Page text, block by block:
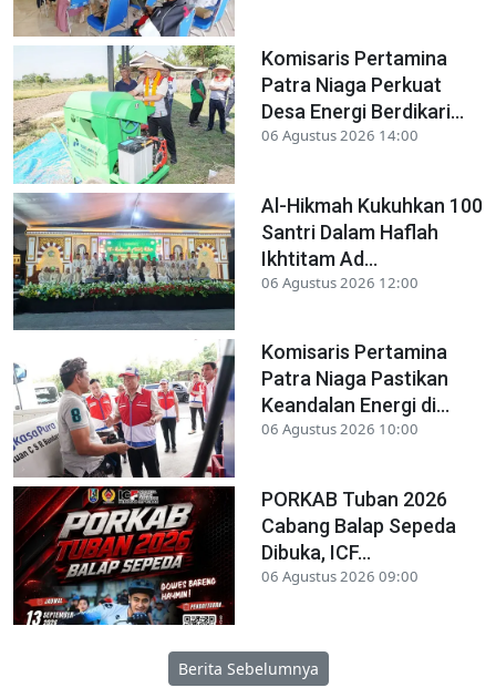
Komisaris Pertamina
Patra Niaga Perkuat
Desa Energi Berdikari...
06 Agustus 2026 14:00
Al-Hikmah Kukuhkan 100
Santri Dalam Haflah
Ikhtitam Ad...
06 Agustus 2026 12:00
Komisaris Pertamina
Patra Niaga Pastikan
Keandalan Energi di...
06 Agustus 2026 10:00
PORKAB Tuban 2026
Cabang Balap Sepeda
Dibuka, ICF...
06 Agustus 2026 09:00
Berita Sebelumnya